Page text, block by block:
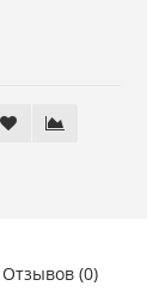
Отзывов (0)